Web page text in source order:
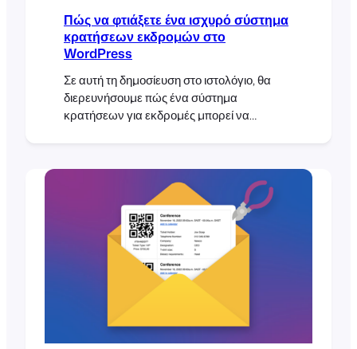
Πώς να φτιάξετε ένα ισχυρό σύστημα
κρατήσεων εκδρομών στο
WordPress
Σε αυτή τη δημοσίευση στο ιστολόγιο, θα
διερευνήσουμε πώς ένα σύστημα
κρατήσεων για εκδρομές μπορεί να
ανεκτίμητο εργαλείο για την
αποτελεσματική διαχείριση των κρατήσεων
και των συμμετεχόντων σας. Πρόσφατα
είχα τη χαρά να συμμετάσχω στο
WordCamp Europe 2024 στο Τορίνο της
Ιταλίας. Το συνέδριο ήταν μια σπουδαία
εμπειρία, και απόλαυσα τη σύνδεση με [...]